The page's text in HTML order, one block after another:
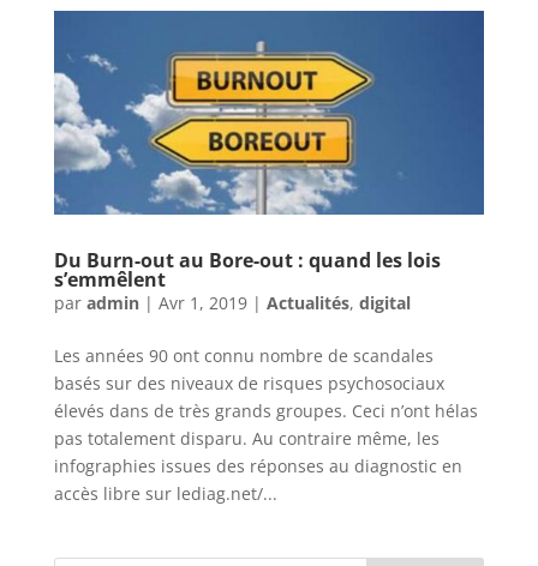
Du Burn-out au Bore-out : quand les lois
s’emmêlent
par admin| Avr 1, 2019| Actualités, digital
Les années 90 ont connu nombre de scandales
basés sur des niveaux de risques psychosociaux
élevés dans de très grands groupes. Ceci n’ont hélas
pas totalement disparu. Au contraire même, les
infographies issues des réponses au diagnostic en
accès libre sur lediag.net/...